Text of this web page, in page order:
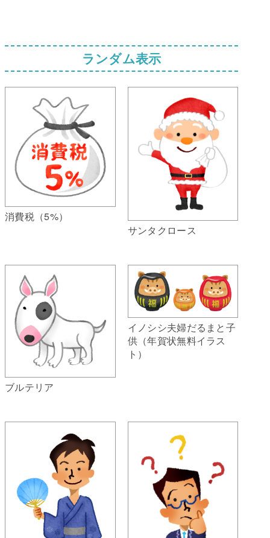
ランダム表示
消費税（5%）
サンタクロース
ブルテリア
イノシシ夫婦だるまと子
供（年賀状無料イラス
ト）